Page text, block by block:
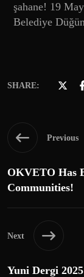
şahane! 19
Belediye
SHARE:
Previous
OKVETO Has
Communities!
Next
Yuni Dergi 2025